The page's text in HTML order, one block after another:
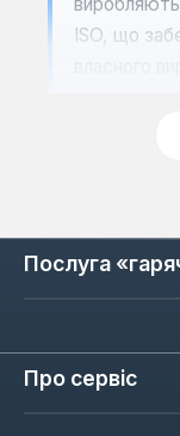
ISO, що
роз'єму:
контактні
що
Послуга
Про сервіс